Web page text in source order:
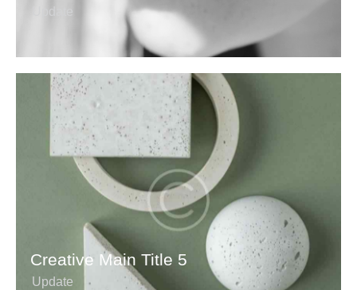
Update
Creative Main Title 5
Update